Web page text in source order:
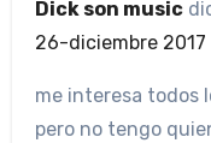
Dick son music
26-diciembre 2017
me interesa todos
pero no tengo